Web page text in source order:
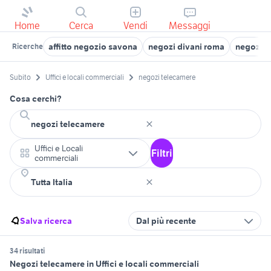
Home Cerca Vendi Messaggi
Ricerche affitto negozio savona negozi divani roma negozio
Subito Uffici e locali commerciali negozi telecamere
Cosa cerchi?
Uffici e Locali
commerciali
Filtri
Salva ricerca Dal più recente
34 risultati
Negozi telecamere in Uffici e locali commerciali